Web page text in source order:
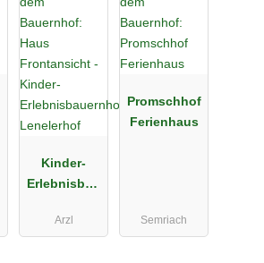
Kinder-
Erlebnisbau
Lenelerhof
Arzl
Promschhof
Ferienhaus
Semriach